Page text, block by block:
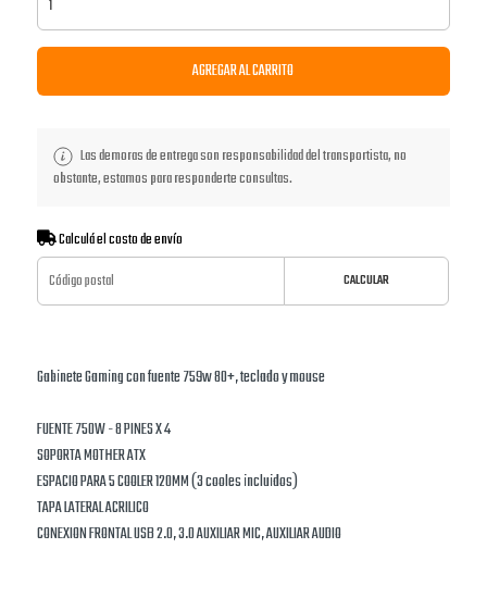
AGREGAR AL CARRITO
Las demoras de entrega son responsabilidad del transportista, no
obstante, estamos para responderte consultas.
Calculá el costo de envío
CALCULAR
Gabinete Gaming con fuente 759w 80+, teclado y mouse
FUENTE 750W - 8 PINES X 4
SOPORTA MOTHER ATX
ESPACIO PARA 5 COOLER 120MM (3 cooles incluidos)
TAPA LATERAL ACRILICO
CONEXION FRONTAL USB 2.0, 3.0 AUXILIAR MIC, AUXILIAR AUDIO